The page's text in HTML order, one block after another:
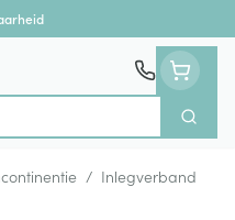
Zoek
/ Inlegverband